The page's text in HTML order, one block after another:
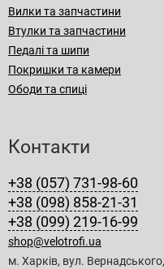
Вилки та запчастини
Втулки та запчастини
Педалі та шипи
Покришки та камери
Ободи та спиці
Контакти
+38 (057) 731-98-60
+38 (098) 858-21-31
+38 (099) 219-16-99
shop@velotrofi.ua
м. Харків, вул.